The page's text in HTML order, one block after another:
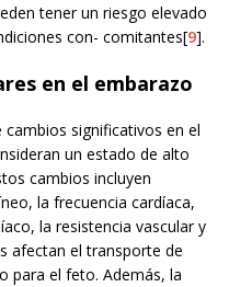
tener un riesgo elevado
con- comitantes[9].
en el embarazo
cambios significativos en el
un estado de alto
cambios incluyen
la frecuencia cardíaca,
la resistencia vascular y
afectan el transporte de
para el feto. Además, la